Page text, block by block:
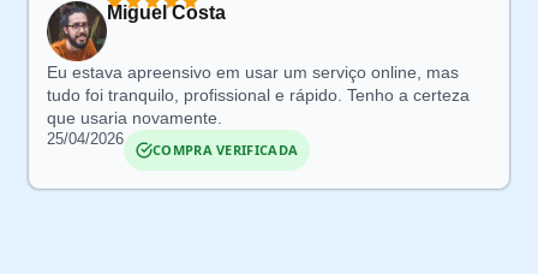
Miguel Costa
Eu estava apreensivo em usar um serviço online , mas
tudo foi tranquilo, profissional e rápido. Tenho a certeza
que usaria novamente.
25/04/2026
COMPRA VERIFICADA